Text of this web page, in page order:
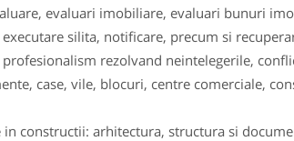
evaluari imobiliare, evaluari bunuri
silita, notificare, precum si
rezolvand neintelegerile,
case, vile, blocuri, centre comerciale,
constructii: arhitectura, structura si